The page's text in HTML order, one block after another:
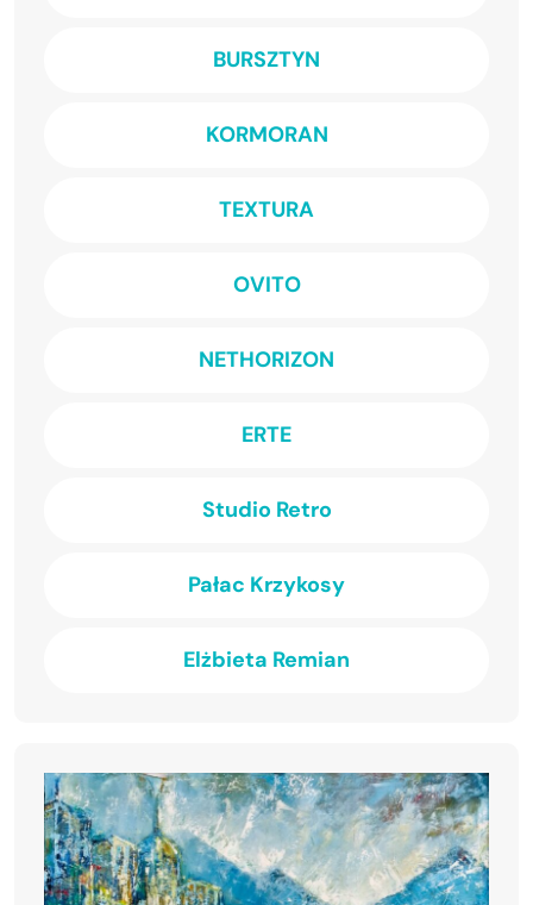
BURSZTYN
KORMORAN
TEXTURA
OVITO
NETHORIZON
ERTE
Studio Retro
Pałac Krzykosy
Elżbieta Remian